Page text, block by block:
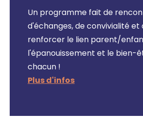
Un programme fait de
d'échanges, de convivialité et
renforcer le lien parent/
l'épanouissement et le bien-
chacun !